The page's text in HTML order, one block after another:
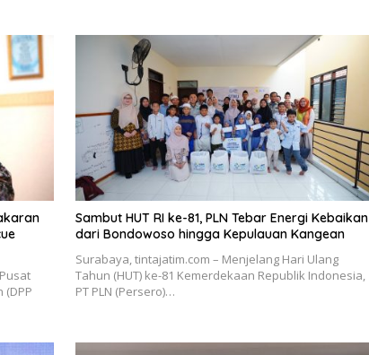
Sambut HUT RI ke-81, PLN Tebar Energi Kebaikan
dari Bondowoso hingga Kepulauan Kangean
Surabaya, tintajatim.com – Menjelang Hari Ulang
Tahun (HUT) ke-81 Kemerdekaan Republik Indonesia,
PT PLN (Persero)…